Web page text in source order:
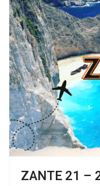
ZANTE 21 –